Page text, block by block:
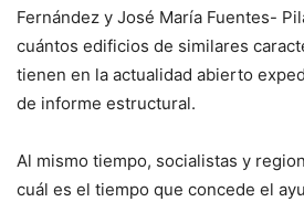
Fernández y José María Fuentes-
cuántos edificios de similares
tienen en la actualidad abierto
de informe estructural.
Al mismo tiempo, socialistas y
cuál es el tiempo que concede el